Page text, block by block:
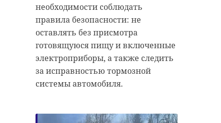
необходимости соблюдать
правила безопасности: не
оставлять без присмотра
готовящуюся пищу и включенные
электроприборы, а также следить
за исправностью тормозной
системы автомобиля.